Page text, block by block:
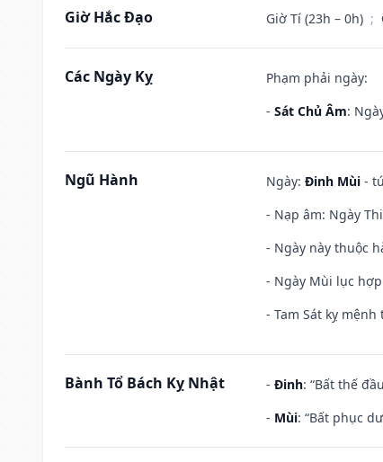
Giờ Hắc Đạo Giờ Tí (23h – 0h) ;
Các Ngày Kỵ
Phạm phải ngày:
- Sát Chủ Âm:
Ngũ Hành Ngày: Đinh Mùi -
- Nạp âm: Ngày
- Ngày này thuộc
- Ngày Mùi lục
- Tam Sát kỵ mệnh
Bành Tổ Bách Kỵ Nhật - Đinh: “Bất thế
- Mùi: “Bất phục